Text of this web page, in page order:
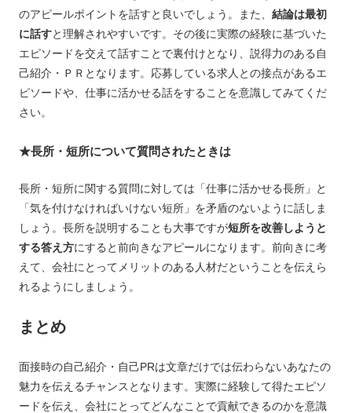
のアピールポイントを話すと良いでしょう。また、 結論は最初
に話すと理解されやすいです。その後に実際の経験に基づいた
エピソードを交えて話すことで裏付けとなり、説得力のある自
己紹介・ＰＲとなります。応募している求人との接点があるエ
ピソードや、仕事に活かせる話をすることを意識してみてくだ
さい。
★長所・短所について質問されたときは
長所・短所に関する質問に対しては「仕事に活かせる長所」と
「気を付けなければいけない短所」を矛盾のないように話しま
しょう。長所を説明することも大事ですが短所を改善しようと
する答え方にすると前向きなアピールになります。前向きに考
えて、会社にとってメリットのある人材だということを伝えら
れるようにしましょう。
まとめ
面接時の自己紹介・自己PRは文章だけでは伝わらないあなたの
魅力を伝えるチャンスとなります。実際に経験して得たエピソ
ードを伝え、会社にとってどんなことで貢献できるのかを意識